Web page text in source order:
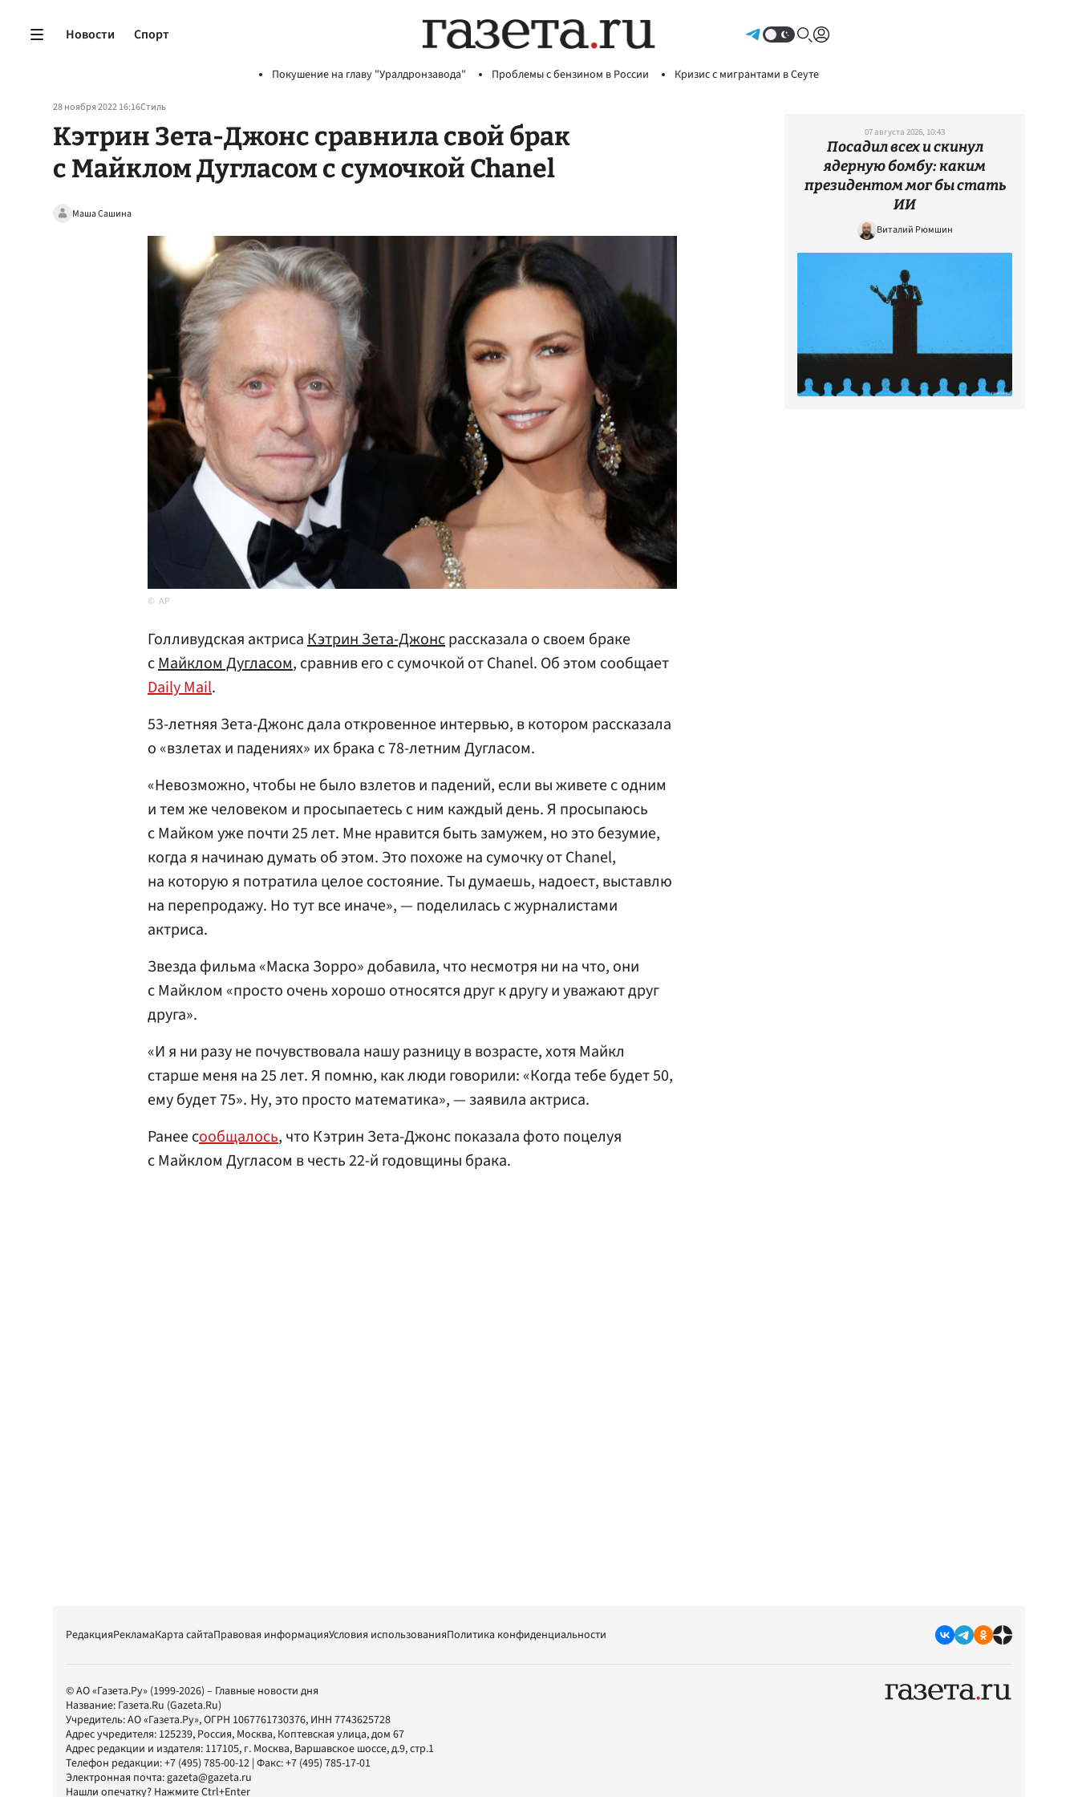
Новости Спорт
Покушение на главу "Уралдронзавода" Проблемы с бензином в России Кризис с мигрантами в Сеуте
28 ноября 2022 16:16Стиль
Кэтрин Зета-Джонс сравнила свой брак
с Майклом Дугласом с сумочкой Chanel
Маша Сашина
AP
Голливудская актрисаКэтрин Зета-Джонсрассказала о своем браке
сМайклом Дугласом, сравнив его с сумочкой от Chanel. Об этом сообщает
Daily Mail.
53-летняя Зета-Джонс дала откровенное интервью, в котором рассказала
о «взлетах и падениях» их брака с 78-летним Дугласом.
«Невозможно, чтобы не было взлетов и падений, если вы живете с одним
и тем же человеком и просыпаетесь с ним каждый день. Я просыпаюсь
с Майком уже почти 25 лет. Мне нравится быть замужем, но это безумие,
когда я начинаю думать об этом. Это похоже на сумочку от Chanel,
на которую я потратила целое состояние. Ты думаешь, надоест, выставлю
на перепродажу. Но тут все иначе», — поделилась с журналистами
актриса.
Звезда фильма «Маска Зорро» добавила, что несмотря ни на что, они
с Майклом «просто очень хорошо относятся друг к другу и уважают друг
друга».
«И я ни разу не почувствовала нашу разницу в возрасте, хотя Майкл
старше меня на 25 лет. Я помню, как люди говорили: «Когда тебе будет 50,
ему будет 75». Ну, это просто математика», — заявила актриса.
Ранее сообщалось, что Кэтрин Зета-Джонс показала фото поцелуя
с Майклом Дугласом в честь 22-й годовщины брака.
07 августа 2026, 10:43
Посадил всех и скинул
ядерную бомбу: каким
президентом мог бы стать
ИИ
Виталий Рюмшин
РедакцияРекламаКарта сайтаПравовая информацияУсловия использованияПолитика конфиденциальности
© АО «Газета.Ру» (1999-2026) – Главные новости дня
Название: Газета.Ru (Gazeta.Ru)
Учредитель:АО «Газета.Ру», ОГРН 1067761730376, ИНН 7743625728
Адрес учредителя: 125239, Россия, Москва, Коптевская улица, дом 67
Адрес редакции и издателя: 117105, г. Москва, Варшавское шоссе, д.9, стр.1
Телефон редакции:+7 (495) 785-00-12 | Факс:+7 (495) 785-17-01
Электронная почта:gazeta@gazeta.ru
Нашли опечатку? Нажмите Ctrl+Enter